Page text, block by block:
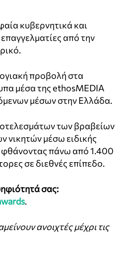
κυβερνητικά και
από την
προβολή στα
μέσα της ethosMEDIA
μέσων στην Ελλάδα.
των βραβείων
νικητών μέσω ειδικής
φθάνοντας πάνω από 1.400
σε διεθνές επίπεδο.
σας:
.
ανοιχτές μέχρι τις